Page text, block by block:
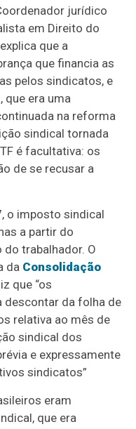
jurídico
em Direito do
que a
que financia as
pelos sindicatos, e
que era uma
na reforma
sindical tornada
é facultativa: os
de se recusar a
o imposto sindical
a partir do
trabalhador. O
da Consolidação
que “os
descontar da folha de
relativa ao mês de
sindical dos
e expressamente
sindicatos”
eram
que era